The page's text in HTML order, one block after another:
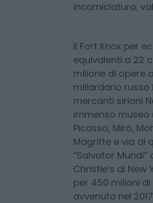
oltre a
incorniciatura,
Il Fort Knox per
equivalenti a 22
milione di opere
miliardario russo
mercanti siriani
immenso
Picasso, Mirò,
Magritte e via di